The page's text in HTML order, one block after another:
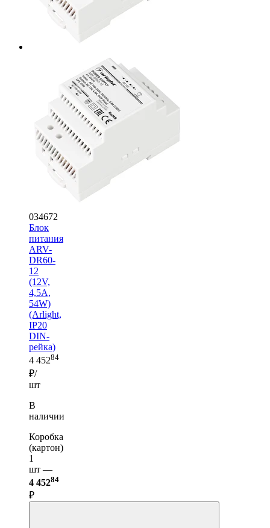
034672
Блок
питания
ARV-
DR60-
12
(12V,
4,5A,
54W)
(Arlight,
IP20
DIN-
рейка)
4 45284
₽/
шт
В
наличии
Коробка
(картон)
1
шт —
4 45284
₽